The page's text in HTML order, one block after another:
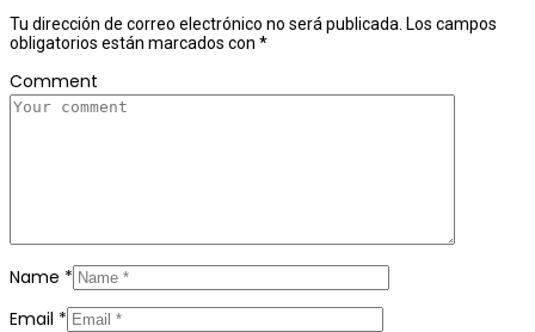
Tu dirección de correo electrónico no será publicada. Los campos
obligatorios están marcados con *
Comment
Name *
Email *